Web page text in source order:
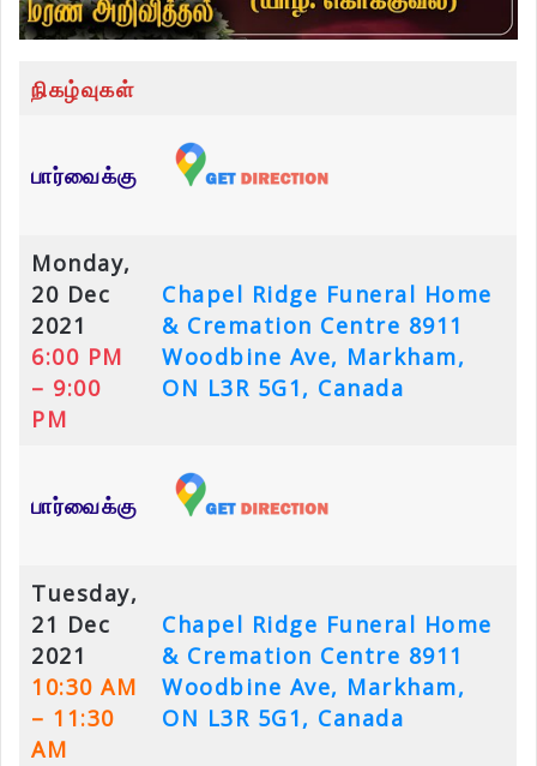
நிகழ்வுகள்
பார்வைக்கு
Monday,
20 Dec
2021
6:00 PM
– 9:00
PM
Chapel Ridge Funeral Home
& Cremation Centre 8911
Woodbine Ave, Markham,
ON L3R 5G1, Canada
பார்வைக்கு
Tuesday,
21 Dec
2021
10:30 AM
– 11:30
AM
Chapel Ridge Funeral Home
& Cremation Centre 8911
Woodbine Ave, Markham,
ON L3R 5G1, Canada